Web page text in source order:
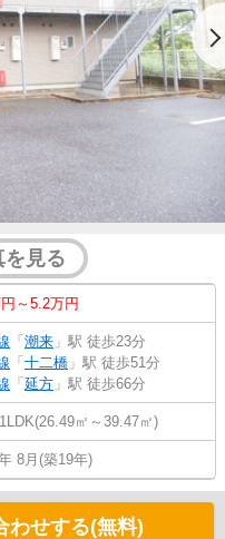
見る
～5.2万円
「潮来 」駅 徒歩23分
「十二橋 」駅 徒歩51分
「延方 」駅 徒歩66分
㎡～39.47㎡)
8月(築19年)
わせする(無料)